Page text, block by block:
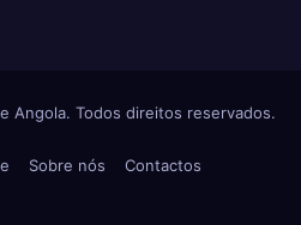
Angola. Todos direitos reservados.
Sobre nós Contactos